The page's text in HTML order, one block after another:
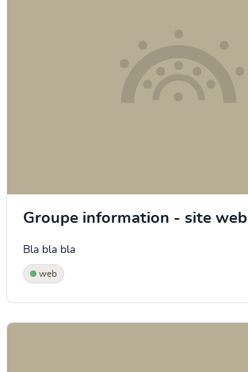
Groupe information - site web
Bla bla bla
web